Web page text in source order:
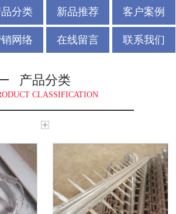
分类 新品推荐 客户案例
网络 在线留言 联系我们
产品分类
CLASSIFICATION